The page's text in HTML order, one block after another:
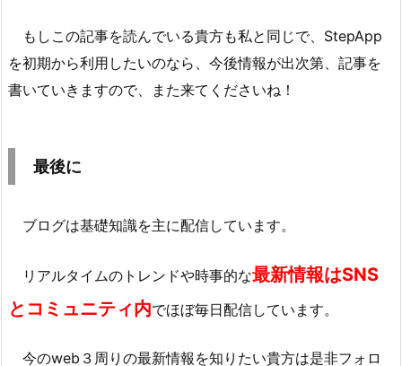
もしこの記事を読んでいる貴方も私と同じで、StepApp
を初期から利用したいのなら、今後情報が出次第、記事を
書いていきますので、また来てくださいね！
最後に
ブログは基礎知識を主に配信しています。
リアルタイムのトレンドや時事的な最新情報はSNS
とコミュニティ内でほぼ毎日配信しています。
今のweb３周りの最新情報を知りたい貴方は是非フォロ